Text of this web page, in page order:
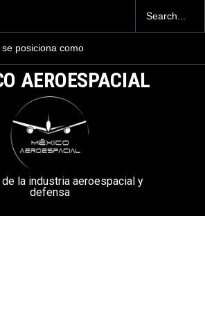
naval mexicana
de México
Mundial 2026 ocurrió
aeropuertos
AEROESPACIAL
la industria aeroespacial y
defensa